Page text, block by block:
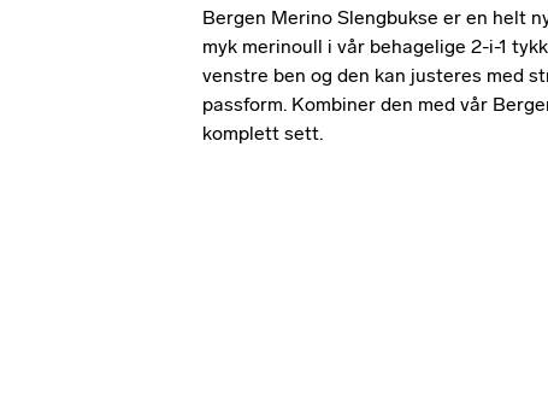
Bergen Merino Slengbukse er en helt
myk merinoull i vår behagelige 2-i-1
venstre ben og den kan justeres med
passform. Kombiner den med vår
komplett sett.